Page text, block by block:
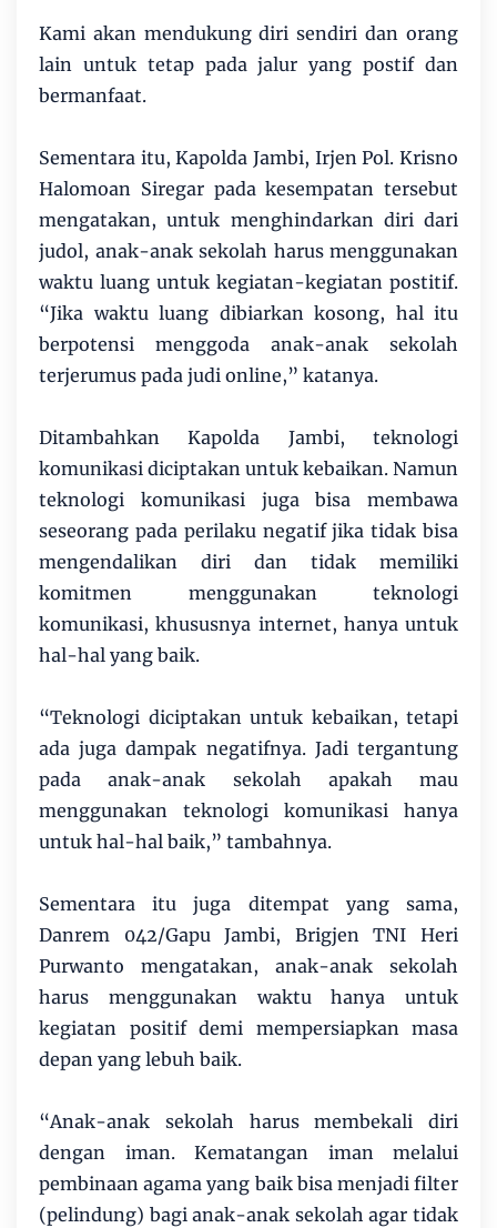
Kami akan mendukung diri sendiri dan orang
lain untuk tetap pada jalur yang postif dan
bermanfaat.
Sementara itu, Kapolda Jambi, Irjen Pol. Krisno
Halomoan Siregar pada kesempatan tersebut
mengatakan, untuk menghindarkan diri dari
judol, anak-anak sekolah harus menggunakan
waktu luang untuk kegiatan-kegiatan postitif.
“Jika waktu luang dibiarkan kosong, hal itu
berpotensi menggoda anak-anak sekolah
terjerumus pada judi online,” katanya.
Ditambahkan Kapolda Jambi, teknologi
komunikasi diciptakan untuk kebaikan. Namun
teknologi komunikasi juga bisa membawa
seseorang pada perilaku negatif jika tidak bisa
mengendalikan diri dan tidak memiliki
komitmen menggunakan teknologi
komunikasi, khususnya internet, hanya untuk
hal-hal yang baik.
“Teknologi diciptakan untuk kebaikan, tetapi
ada juga dampak negatifnya. Jadi tergantung
pada anak-anak sekolah apakah mau
menggunakan teknologi komunikasi hanya
untuk hal-hal baik,” tambahnya.
Sementara itu juga ditempat yang sama,
Danrem 042/Gapu Jambi, Brigjen TNI Heri
Purwanto mengatakan, anak-anak sekolah
harus menggunakan waktu hanya untuk
kegiatan positif demi mempersiapkan masa
depan yang lebuh baik.
“Anak-anak sekolah harus membekali diri
dengan iman. Kematangan iman melalui
pembinaan agama yang baik bisa menjadi filter
(pelindung) bagi anak-anak sekolah agar tidak